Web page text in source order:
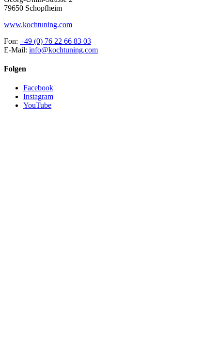
79650 Schopfheim
www.kochtuning.com
Fon: +49 (0) 76 22 66 83 03
E-Mail: info@kochtuning.com
Folgen
Facebook
Instagram
YouTube